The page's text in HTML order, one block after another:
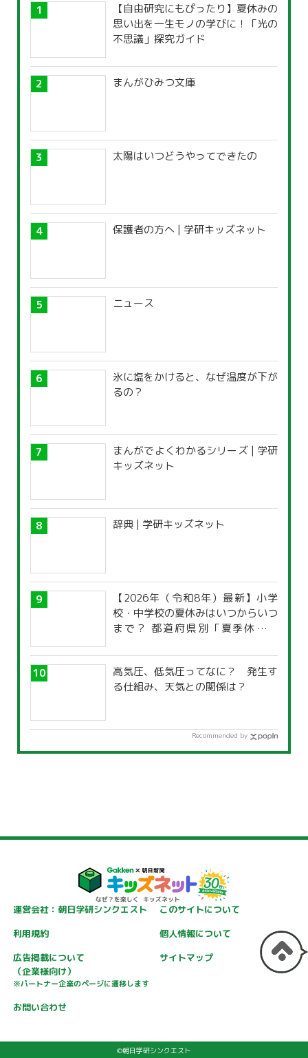
【自由研究にもぴったり】夏休みの
思い出を一生モノの学びに！「光の
不思議」探究ガイド
まんがひみつ文庫
太陽はいつどうやってできたの
保護者の方へ | 学研キッズネット
ニュース
氷に塩をかけると、なぜ温度が下が
るの？
まんがでよくわかるシリーズ | 学研
キッズネット
辞典 | 学研キッズネット
【2026年（令和8年）最新】小学
校・中学校の夏休みはいつからいつ
まで？ 都道府県別「夏季休暇一
高気圧、低気圧ってなに？ 発生す
る仕組み、天気との関係は？
Recommended by
運営会社：朝日学研シンクエスト
このサイトについて
利用規約
個人情報について
広告掲載について
（企業様向け）
※パートナー企業のページに遷移します
サイトマップ
お問い合わせ
©朝日学研シンクエスト